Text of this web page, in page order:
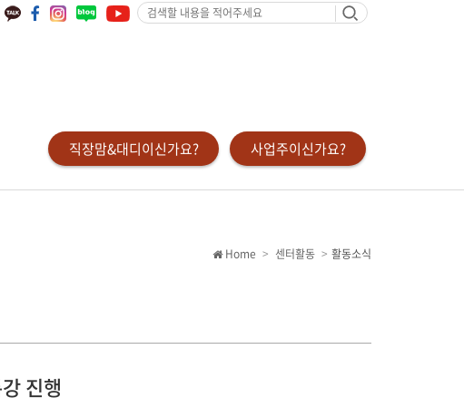
검
색
요
직장맘&대디이신가요? 사업주이신가요?
Home 센터활동 활동소식
진행